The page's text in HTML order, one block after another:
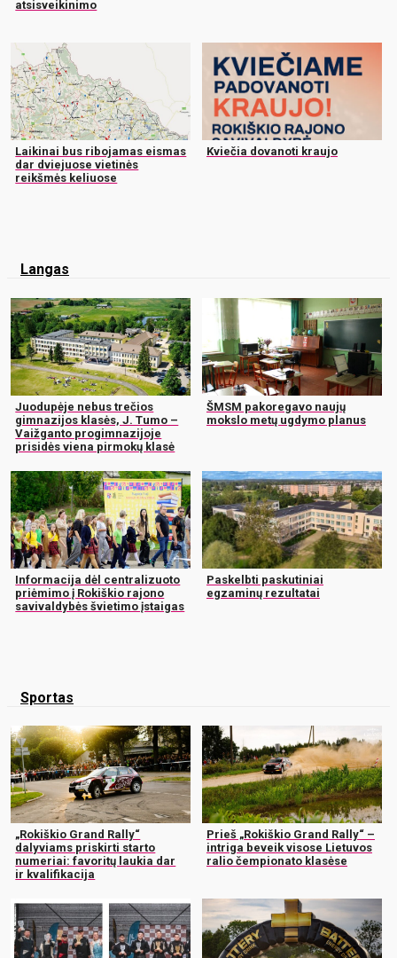
atsisveikinimo
Laikinai bus ribojamas eismas
dar dviejuose vietinės
reikšmės keliuose
Kviečia dovanoti kraujo
Langas
Juodupėje nebus trečios
gimnazijos klasės, J. Tumo –
Vaižganto progimnazijoje
prisidės viena pirmokų klasė
ŠMSM pakoregavo naujų
mokslo metų ugdymo planus
Informacija dėl centralizuoto
priėmimo į Rokiškio rajono
savivaldybės švietimo įstaigas
Paskelbti paskutiniai
egzaminų rezultatai
Sportas
„Rokiškio Grand Rally“
dalyviams priskirti starto
numeriai: favoritų laukia dar
ir kvalifikacija
Prieš „Rokiškio Grand Rally“ –
intriga beveik visose Lietuvos
ralio čempionato klasėse